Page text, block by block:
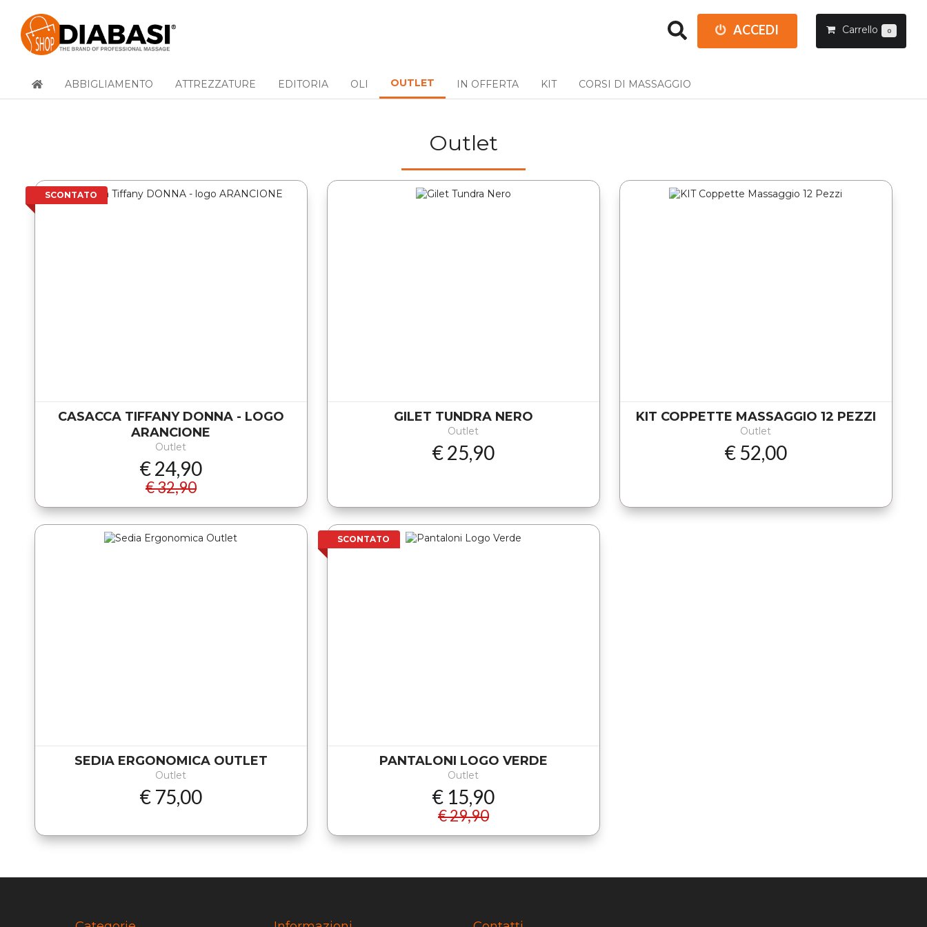
ACCEDI Carrello 0
ABBIGLIAMENTO ATTREZZATURE EDITORIA OLI OUTLET IN OFFERTA KIT CORSI DI MASSAGGIO
Outlet
SCONTATO
CASACCA TIFFANY DONNA - LOGO
ARANCIONE
Outlet
€ 24,90
€ 32,90
GILET TUNDRA NERO
Outlet
€ 25,90
KIT COPPETTE MASSAGGIO 12 PEZZI
Outlet
€ 52,00
SEDIA ERGONOMICA OUTLET
Outlet
€ 75,00
SCONTATO
PANTALONI LOGO VERDE
Outlet
€ 15,90
€ 29,90